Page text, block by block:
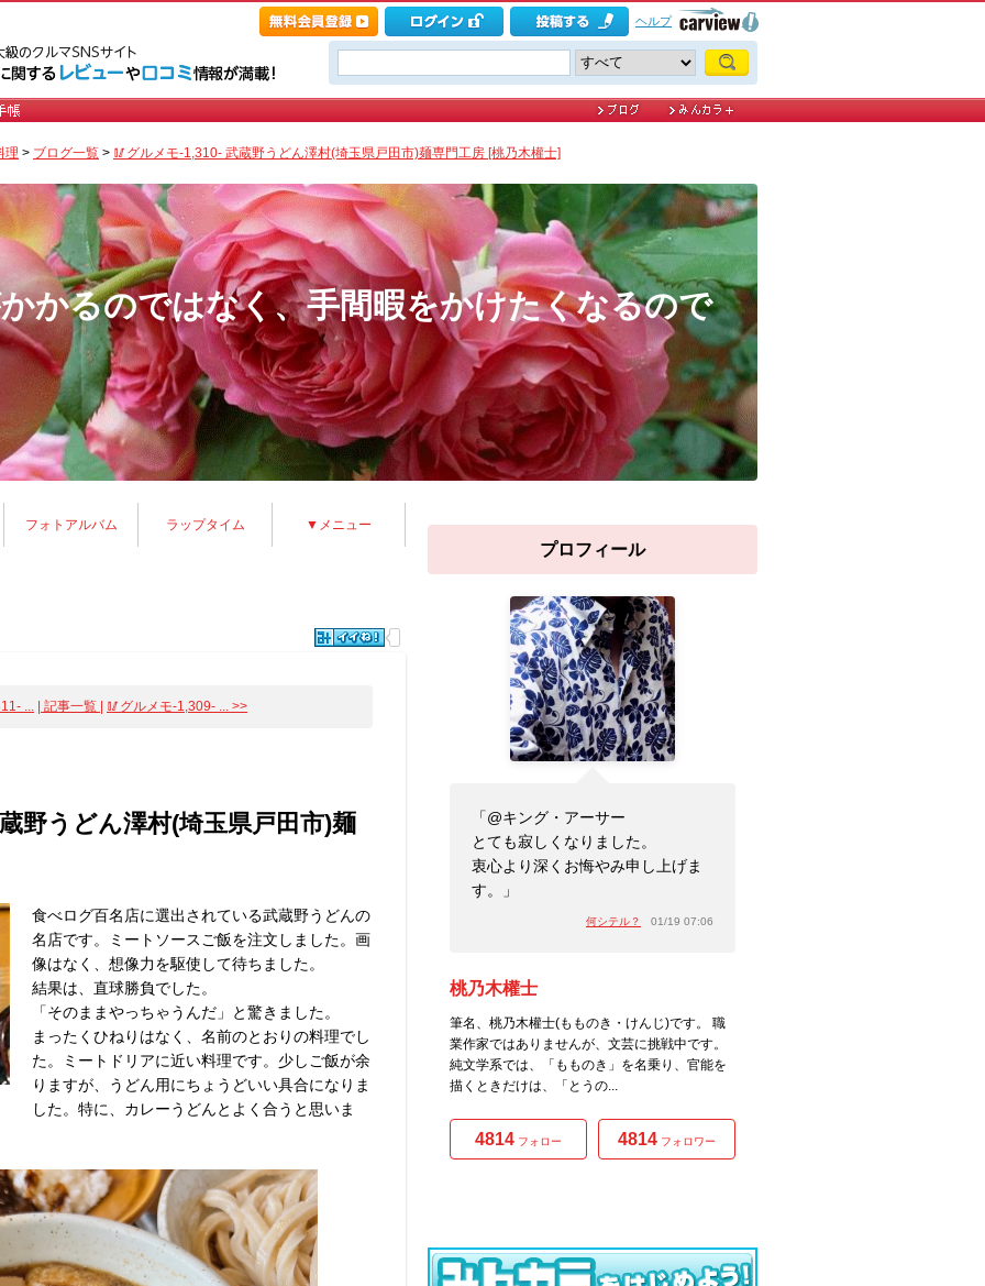
ヘルプ
理 > ブログ一覧 > 🥢グルメモ-1,310- 武蔵野うどん澤村(埼玉県戸田市)麺専門工房 [桃乃木權士]
かるのではなく、手間暇をかけたくなるので
フォトアルバム ラップタイム ▼メニュー
... | 記事一覧 | 🥢グルメモ-1,309- ... >>
野うどん澤村(埼玉県戸田市)麺
食べログ百名店に選出されている武蔵野うどんの
名店です。ミートソースご飯を注文しました。画
像はなく、想像力を駆使して待ちました。
結果は、直球勝負でした。
「そのままやっちゃうんだ」と驚きました。
まったくひねりはなく、名前のとおりの料理でし
た。ミートドリアに近い料理です。少しご飯が余
りますが、うどん用にちょうどいい具合になりま
した。特に、カレーうどんとよく合うと思いま
プロフィール
「@キング・アーサー
とても寂しくなりました。
衷心より深くお悔やみ申し上げま
す。」
何シテル？ 01/19 07:06
桃乃木權士
筆名、桃乃木權士(もものき・けんじ)です。 職
業作家ではありませんが、文芸に挑戦中です。
純文学系では、「もものき」を名乗り、官能を
描くときだけは、「とうの...
4814 フォロー 4814 フォロワー